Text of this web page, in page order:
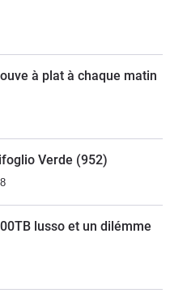
à plat à chaque matin
Verde (952)
lusso et un dilémme